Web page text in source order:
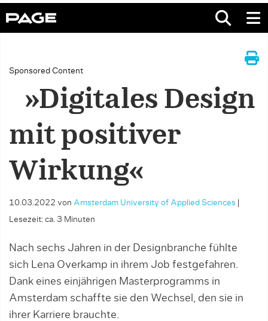
Sponsored Content
»Digitales Design
mit positiver
Wirkung«
10.03.2022 von Amsterdam University of Applied Sciences
Lesezeit: ca. 3 Minuten
Nach sechs Jahren in der Designbranche fühlte
sich Lena Overkamp in ihrem Job festgefahren.
Dank eines einjährigen Masterprogramms in
Amsterdam schaffte sie den Wechsel, den sie in
ihrer Karriere brauchte.